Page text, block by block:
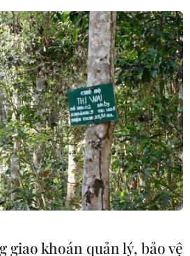
cường hợp tác và hỗ
Lào
tục đưa mối quan hệ hữu nghị,
mới trên các lĩnh vực gồm
phòng, an ninh và biên giới,
giao khoán quản lý, bảo vệ